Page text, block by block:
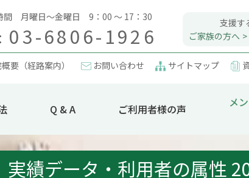
間 月曜日～金曜日 9：00 ～ 17：30
03-6806-1926
支援す
ご家族の方へ
要（経路案内） お問い合わせ サイトマップ
Q & A ご利用者様の声
メ
績データ・利用者の属性